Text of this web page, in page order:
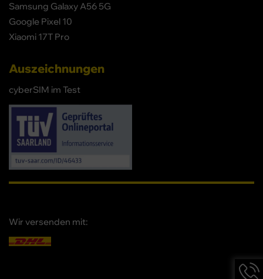
Samsung Galaxy A56 5G
Google Pixel 10
Xiaomi 17T Pro
Auszeichnungen
cyberSIM im Test
Wir versenden mit: